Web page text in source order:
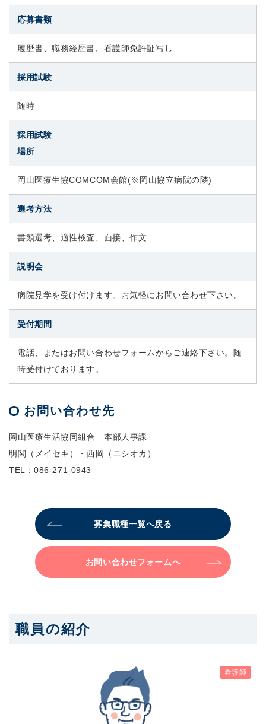
応募書類
履歴書、職務経歴書、看護師免許証写し
採用試験
随時
採用試験
場所
岡山医療生協COMCOM会館(※岡山協立病院の隣)
選考方法
書類選考、適性検査、面接、作文
説明会
病院見学を受け付けます。お気軽にお問い合わせ下さい。
受付期間
電話、またはお問い合わせフォームからご連絡下さい。随
時受付けております。
お問い合わせ先
岡山医療生活協同組合 本部人事課
明関（メイセキ）・西岡（ニシオカ）
TEL：086-271-0943
募集職種一覧へ戻る
お問い合わせフォームへ
職員の紹介
看護師